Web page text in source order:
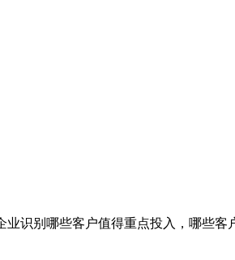
识别哪些客户值得重点投入，哪些客